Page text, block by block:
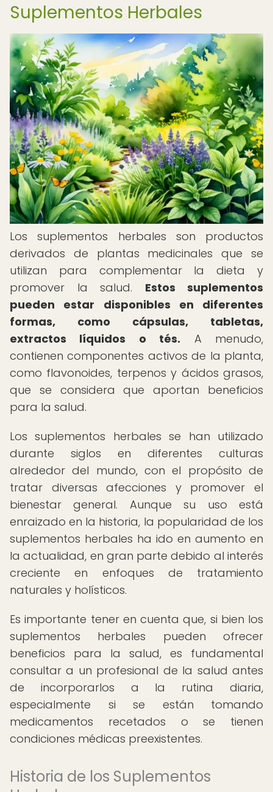
Suplementos Herbales
Los suplementos herbales son productos
derivados de plantas medicinales que se
utilizan para complementar la dieta y
promover la salud. Estos suplementos
pueden estar disponibles en diferentes
formas, como cápsulas, tabletas,
extractos líquidos o tés. A menudo,
contienen componentes activos de la planta,
como flavonoides, terpenos y ácidos grasos,
que se considera que aportan beneficios
para la salud.
Los suplementos herbales se han utilizado
durante siglos en diferentes culturas
alrededor del mundo, con el propósito de
tratar diversas afecciones y promover el
bienestar general. Aunque su uso está
enraizado en la historia, la popularidad de los
suplementos herbales ha ido en aumento en
la actualidad, en gran parte debido al interés
creciente en enfoques de tratamiento
naturales y holísticos.
Es importante tener en cuenta que, si bien los
suplementos herbales pueden ofrecer
beneficios para la salud, es fundamental
consultar a un profesional de la salud antes
de incorporarlos a la rutina diaria,
especialmente si se están tomando
medicamentos recetados o se tienen
condiciones médicas preexistentes.
Historia de los Suplementos